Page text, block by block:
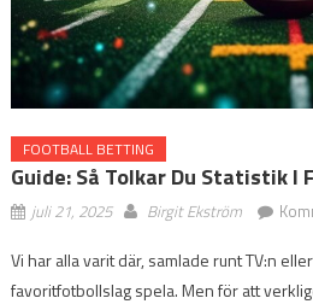
FOOTBALL BETTING
Guide: Så Tolkar Du Statistik I
juli 21, 2025 Birgit Ekström
Vi har alla varit där, samlade runt TV:n
favoritfotbollslag spela. Men för att